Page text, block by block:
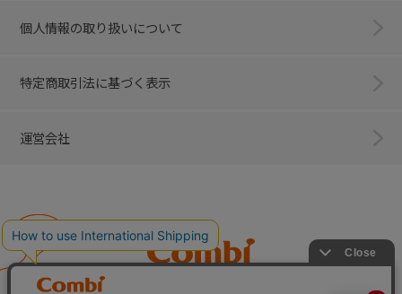
個人情報の取り扱いについて
特定商取引法に基づく表示
運営会社